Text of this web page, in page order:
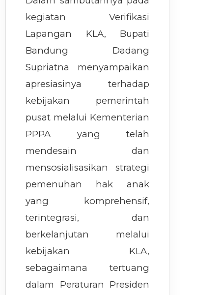
kegiatan Verifikasi
Lapangan KLA, Bupati
Bandung Dadang
Supriatna menyampaikan
apresiasinya terhadap
kebijakan pemerintah
pusat melalui Kementerian
PPPA yang telah
mendesain dan
mensosialisasikan strategi
pemenuhan hak anak
yang komprehensif,
terintegrasi, dan
berkelanjutan melalui
kebijakan KLA,
sebagaimana tertuang
dalam Peraturan Presiden